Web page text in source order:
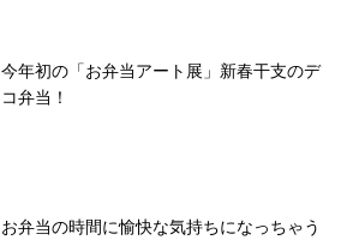
今年初の「お弁当アート展」新春干支のデ
コ弁当！
お弁当の時間に愉快な気持ちになっちゃう